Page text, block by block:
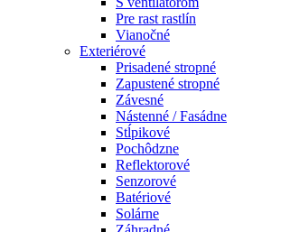
Pre rast rastlín
Vianočné
Exteriérové
Prisadené stropné
Zapustené stropné
Závesné
Nástenné / Fasádne
Stĺpikové
Pochôdzne
Reflektorové
Senzorové
Batériové
Solárne